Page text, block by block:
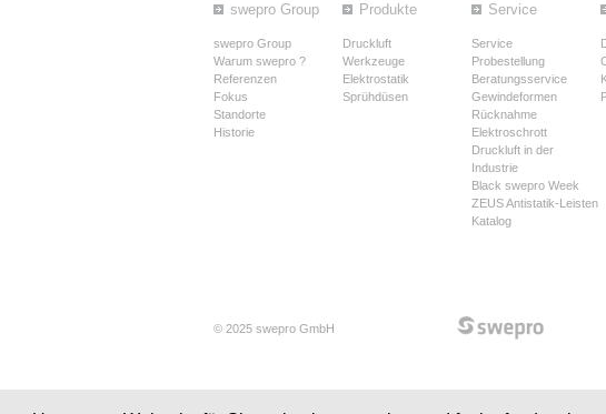
swepro Group
swepro Group
Warum swepro ?
Referenzen
Fokus
Standorte
Historie
Produkte
Druckluft
Werkzeuge
Elektrostatik
Sprühdüsen
Service
Service
Probestellung
Beratungsservice
Gewindeformen
Rücknahme
Elektroschrott
Druckluft in der
Industrie
Black swepro Week
ZEUS Antistatik-Leisten
Katalog
© 2025 swepro GmbH